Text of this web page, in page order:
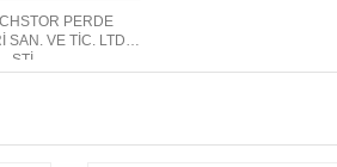
PERDE
SAN. VE TİC. LTD.
ŞTİ.